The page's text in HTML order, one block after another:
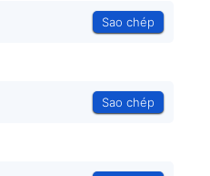
Sao chép
Sao chép